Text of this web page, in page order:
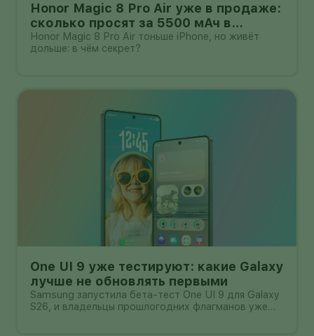
Honor Magic 8 Pro Air уже в продаже:
сколько просят за 5500 мАч в
корпусе толщиной всего 6,1 мм?
Honor Magic 8 Pro Air тоньше iPhone, но живёт
дольше: в чём секрет?
One UI 9 уже тестируют: какие Galaxy
лучше не обновлять первыми
Samsung запустила бета-тест One UI 9 для Galaxy
S26, и владельцы прошлогодних флагманов уже